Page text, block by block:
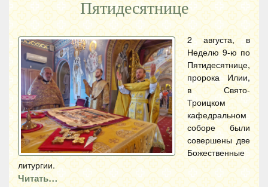
Пятидесятнице
2 августа, в
Неделю 9-ю по
Пятидесятнице,
пророка Илии,
в Свято-
Троицком
кафедральном
соборе были
совершены две
Божественные
литургии.
Читать…